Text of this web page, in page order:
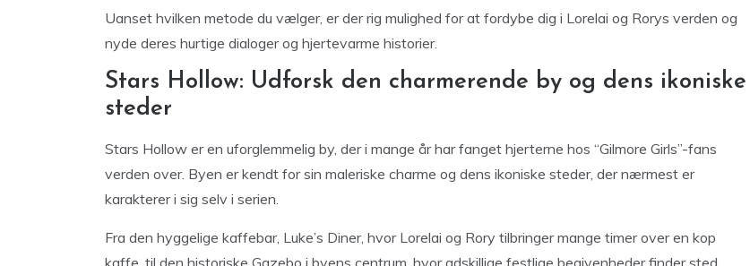
Uanset hvilken metode du vælger, er der rig mulighed for at fordybe dig i Lorelai og Rorys verden og
nyde deres hurtige dialoger og hjertevarme historier.
Stars Hollow: Udforsk den charmerende by og dens ikoniske
steder
Stars Hollow er en uforglemmelig by, der i mange år har fanget hjerterne hos “Gilmore Girls”-fans
verden over. Byen er kendt for sin maleriske charme og dens ikoniske steder, der nærmest er
karakterer i sig selv i serien.
Fra den hyggelige kaffebar, Luke’s Diner, hvor Lorelai og Rory tilbringer mange timer over en kop
kaffe, til den historiske Gazebo i byens centrum, hvor adskillige festlige begivenheder finder sted,